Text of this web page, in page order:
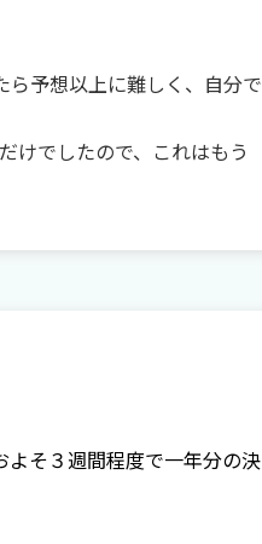
ら予想以上に難しく、自分で
けでしたので、これはもう
そ３週間程度で一年分の決